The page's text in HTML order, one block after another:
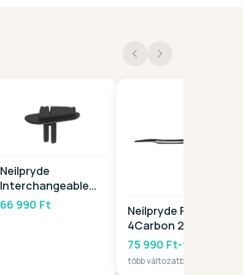
Neilpryde
Interchangeable
Head -PB 2026
66 990 Ft
Neilpryde Fuselage
4Carbon 2026
75 990 Ft-tól
több változatban